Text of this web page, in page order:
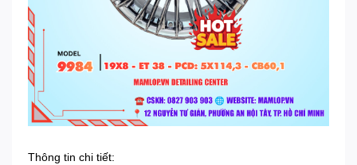
Thông tin chi tiết: